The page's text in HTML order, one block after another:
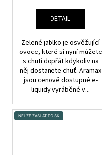
DETAIL
Zelené jablko je osvěžující
ovoce, které si nyní můžete
s chutí dopřát kdykoliv na
něj dostanete chuť. Aramax
jsou cenově dostupné e-
liquidy vyráběné v...
NELZE ZASLAT DO SK